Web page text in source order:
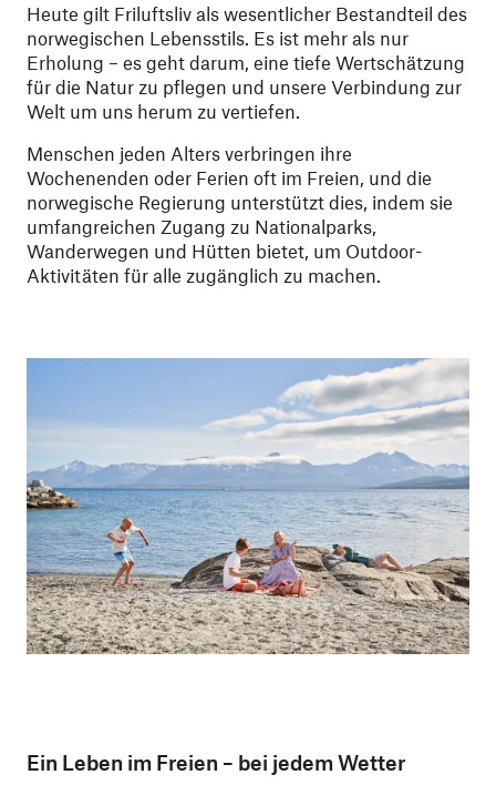
Heute gilt Friluftsliv als wesentlicher Bestandteil des
norwegischen Lebensstils. Es ist mehr als nur
Erholung – es geht darum, eine tiefe Wertschätzung
für die Natur zu pflegen und unsere Verbindung zur
Welt um uns herum zu vertiefen.
Menschen jeden Alters verbringen ihre
Wochenenden oder Ferien oft im Freien, und die
norwegische Regierung unterstützt dies, indem sie
umfangreichen Zugang zu Nationalparks,
Wanderwegen und Hütten bietet, um Outdoor-
Aktivitäten für alle zugänglich zu machen.
Ein Leben im Freien – bei jedem Wetter